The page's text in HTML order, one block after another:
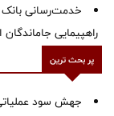
خدمت‌رسانی
راهپیمایی جاماندگان
پر بحث ترین
جهش سود